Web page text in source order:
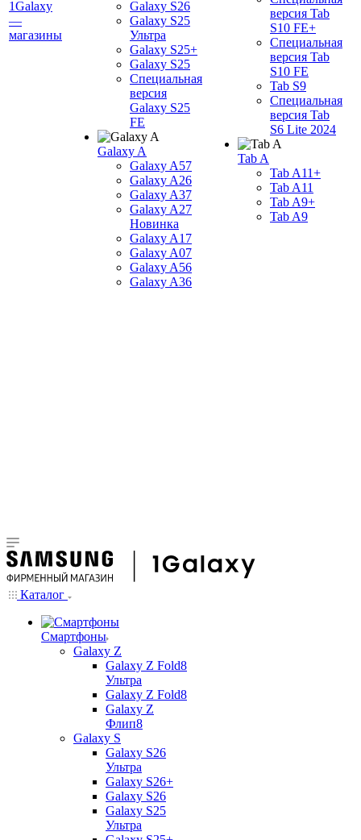
1Galaxy
—
магазины
Galaxy S26
Galaxy S25
Ультра
Galaxy S25+
Galaxy S25
Специальная
версия
Galaxy S25
FE
Galaxy A
Galaxy A57
Galaxy A26
Galaxy A37
Galaxy A27
Новинка
Galaxy A17
Galaxy A07
Galaxy A56
Galaxy A36
версия Tab
S10 FE+
Специальная
версия Tab
S10 FE
Tab S9
Специальная
версия Tab
S6 Lite 2024
Tab A
Tab A11+
Tab A11
Tab A9+
Tab A9
Каталог
Смартфоны
Galaxy Z
Galaxy Z Fold8
Ультра
Galaxy Z Fold8
Galaxy Z
Флип8
Galaxy S
Galaxy S26
Ультра
Galaxy S26+
Galaxy S26
Galaxy S25
Ультра